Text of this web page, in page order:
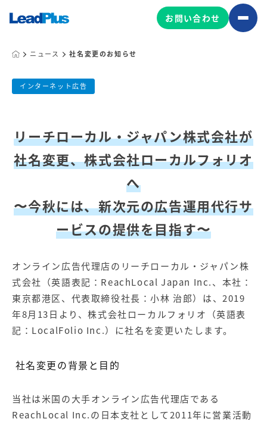
広告プロモーション
Web制作
マーケティングコンサルティング
マーケティング基盤
マーケティング基盤の製品
Leadplus One MyFolio
ボード
【店舗型ビジネス向け】エリ
ア
マーケティングサービス
【金融機関向け】マーケティ
ング
サービス
【IT企業向け】マーケティン
グ
SNSアカウント運用代行サー
ビス（LINE）
広告プロモーションの製品
【クリニック向け】新規集患
Web広告サービス
【歯科業界向け】新規集患
Web広告パッケージ
お問い合わせ
ニュース 社名変更のお知らせ
社名変更のお知らせ
インターネット広告
リードプラス株式会社
リーチローカル・ジャパン株式会社が
社名変更、株式会社ローカルフォリオ
へ
〜今秋には、新次元の広告運用代行サ
ービスの提供を目指す〜
オンライン広告代理店のリーチローカル・ジャパン株
式会社（英語表記：ReachLocal Japan Inc.、本社：
東京都港区、代表取締役社長：小林 治郎）は、2019
年8月13日より、株式会社ローカルフォリオ（英語表
記：LocalFolio Inc.）に社名を変更いたします。
社名変更の背景と目的
当社は米国の大手オンライン広告代理店である
ReachLocal Inc.の日本支社として2011年に営業活動